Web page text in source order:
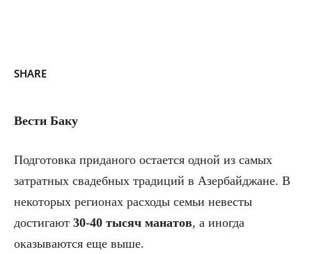
SHARE
Вести Баку
Подготовка приданого остается одной из самых
затратных свадебных традиций в Азербайджане. В
некоторых регионах расходы семьи невесты
достигают 30-40 тысяч манатов, а иногда
оказываются еще выше.